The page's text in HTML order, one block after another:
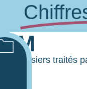
3M
de dossiers traités